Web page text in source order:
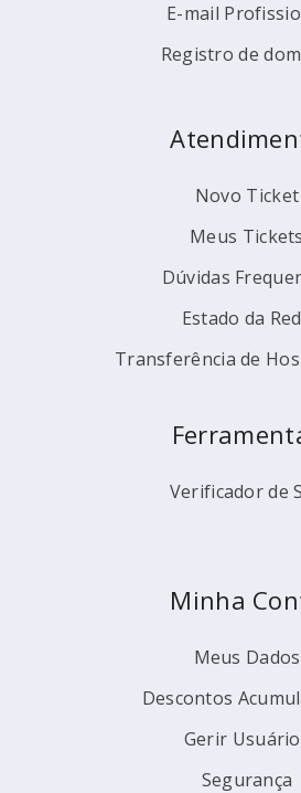
E-mail
Registro de
Novo Ticket
Meus Tickets
Dúvidas
Estado da
Transferência de
Verificador de
Minha
Meus Dados
Descontos
Gerir
Segurança